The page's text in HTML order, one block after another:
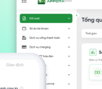
QUỐC TẾ
& QR Global